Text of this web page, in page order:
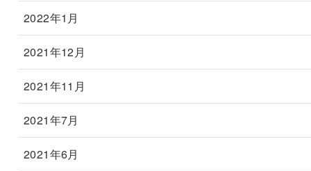
2022年1月
2021年12月
2021年11月
2021年7月
2021年6月